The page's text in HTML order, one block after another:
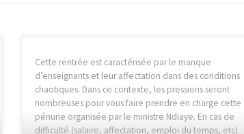
Cette rentrée est caractérisée par le manque
d’enseignants et leur affectation dans des conditions
chaotiques. Dans ce contexte, les pressions seront
nombreuses pour vous faire prendre en charge cette
pénurie organisée par le ministre Ndiaye. En cas de
difficulté (salaire, affectation, emploi du temps, etc)